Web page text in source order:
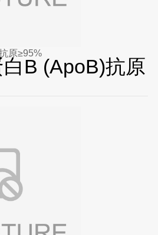
原≥95%
B (ApoB)抗原